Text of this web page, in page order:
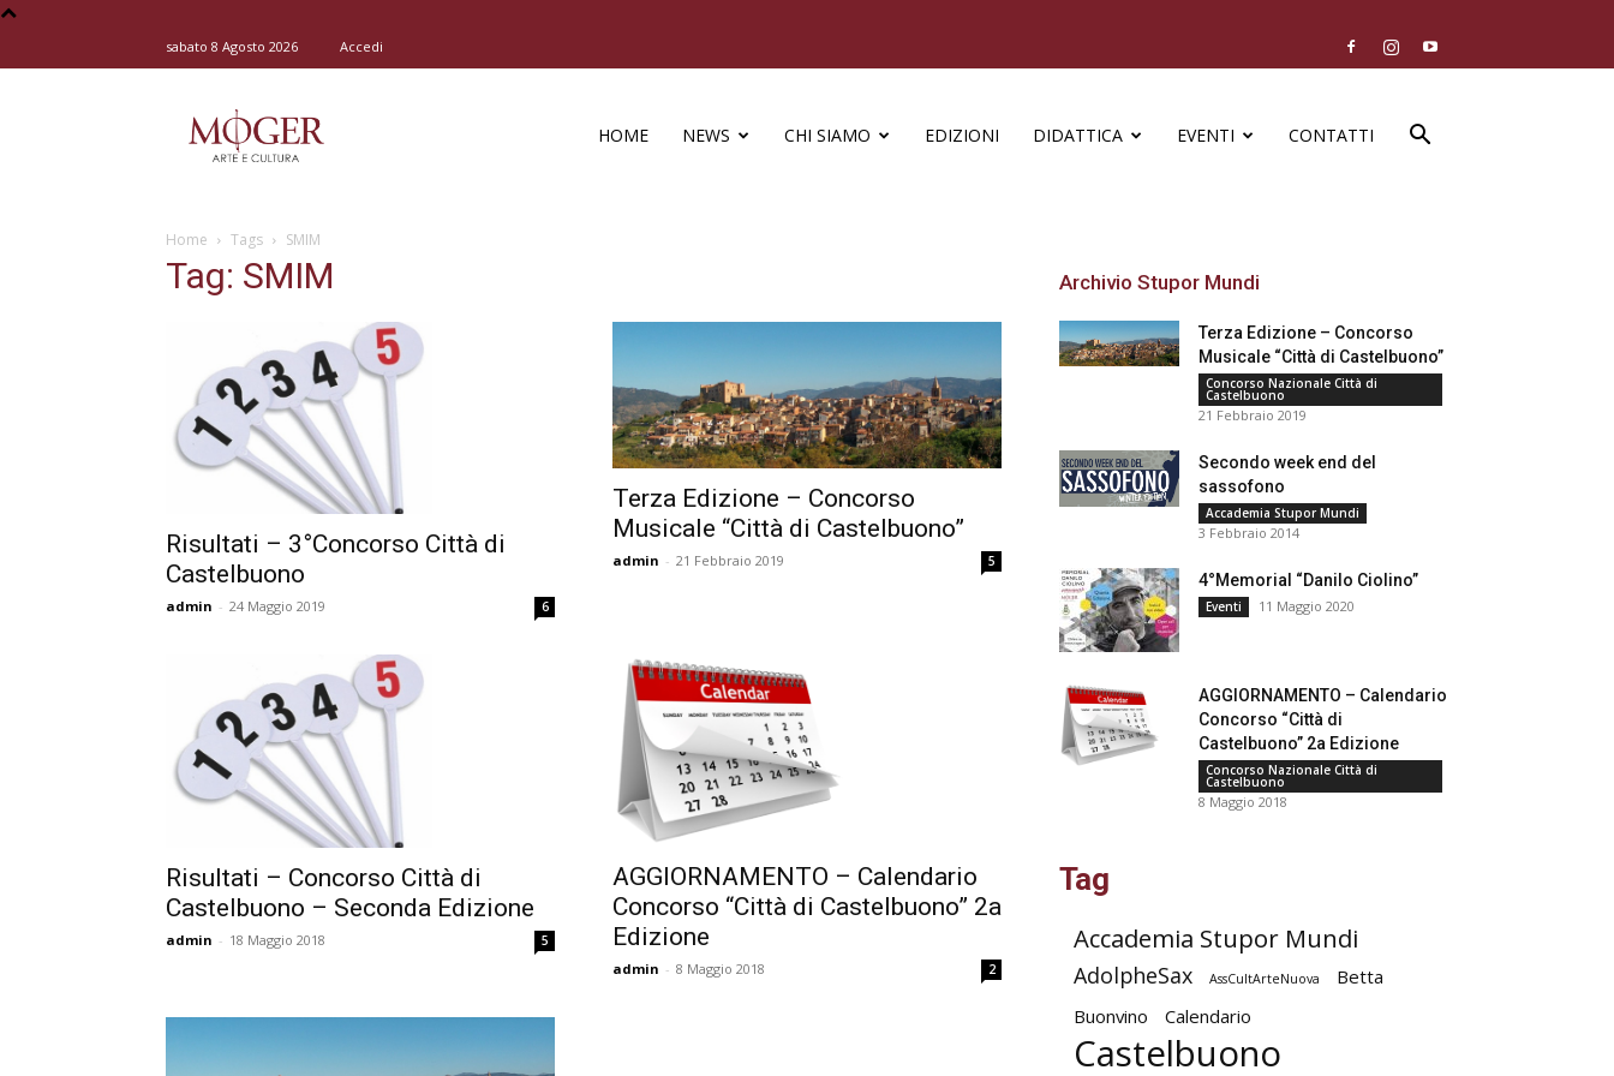
sabato 8 Agosto 2026 Accedi
Arte
e
HOME NEWS CHI SIAMO EDIZIONI DIDATTICA EVENTI CONTATTI
Home Tags SMIM
Tag: SMIM
Risultati – 3°Concorso Città di
Castelbuono
admin - 24 Maggio 2019 6
Terza Edizione – Concorso
Musicale “Città di Castelbuono”
admin - 21 Febbraio 2019 5
Risultati – Concorso Città di
Castelbuono – Seconda Edizione
admin - 18 Maggio 2018 5
AGGIORNAMENTO – Calendario
Concorso “Città di Castelbuono” 2a
Edizione
admin - 8 Maggio 2018 2
Archivio Stupor Mundi
Terza Edizione – Concorso
Musicale “Città di Castelbuono”
Concorso Nazionale Città di
Castelbuono
21 Febbraio 2019
Secondo week end del
sassofono
Accademia Stupor Mundi
3 Febbraio 2014
4°Memorial “Danilo Ciolino”
Eventi 11 Maggio 2020
AGGIORNAMENTO – Calendario
Concorso “Città di
Castelbuono” 2a Edizione
Concorso Nazionale Città di
Castelbuono
8 Maggio 2018
Tag
Accademia Stupor Mundi
AdolpheSax AssCultArteNuova
Betta
Buonvino
Calendario
Castelbuono